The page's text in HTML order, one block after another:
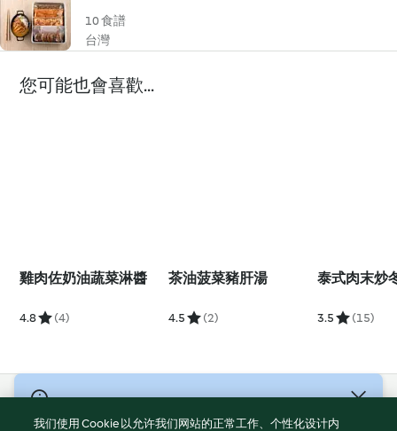
10 食譜
台灣
您可能也會喜歡...
雞肉佐奶油蔬菜淋醬
4.8 (4)
茶油菠菜豬肝湯
4.5 (2)
泰式肉末炒
3.5 (15)
我们使用 Cookie 以允许我们网站的正常工作、个性化设计内